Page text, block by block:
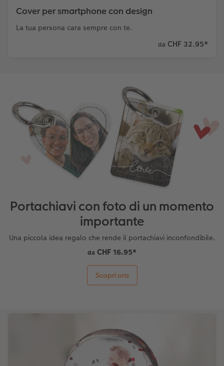
Cover per smartphone con design
La tua persona cara sempre con te.
da CHF 32.95*
Portachiavi con foto di un momento
importante
Una piccola idea regalo che rende il portachiavi inconfondibile.
da CHF 16.95*
Scopri ora